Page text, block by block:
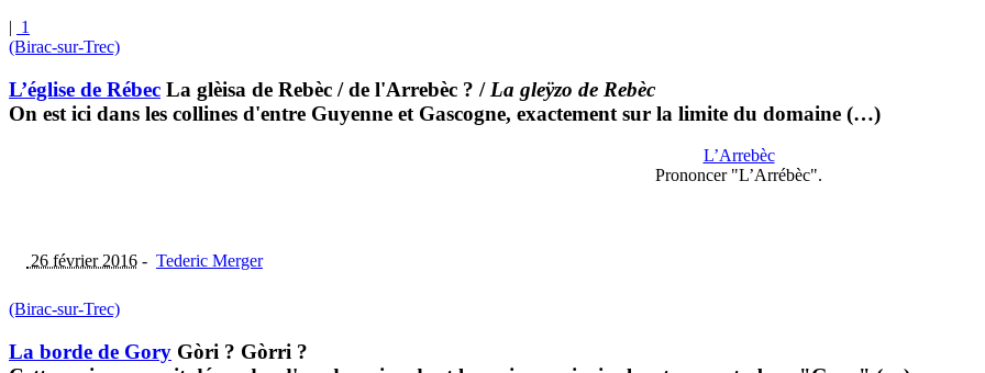
| 1
(Birac-sur-Trec)
L’église de Rébec La glèisa de Rebèc / de l'Arrebèc ? / La gleÿzo de Rebèc
On est ici dans les collines d'entre Guyenne et Gascogne, exactement sur la limite du domaine (…)
L’Arrebèc
Prononcer "L’Arrébèc".
26 février 2016 - Tederic Merger
(Birac-sur-Trec)
La borde de Gory Gòri ? Gòrri ?